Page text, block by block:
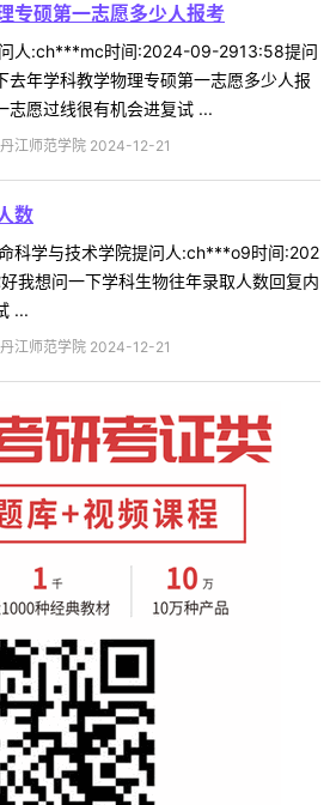
专硕第一志愿多少人报考
人:ch***mc时间:2024-09-2913:58提问
去年学科教学物理专硕第一志愿多少人报
志愿过线很有机会进复试 ...
江师范学院 2024-12-21
数
科学与技术学院提问人:ch***o9时间:202
我想问一下学科生物往年录取人数回复内
...
江师范学院 2024-12-21